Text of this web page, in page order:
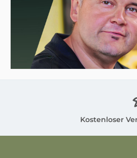
Kostenloser